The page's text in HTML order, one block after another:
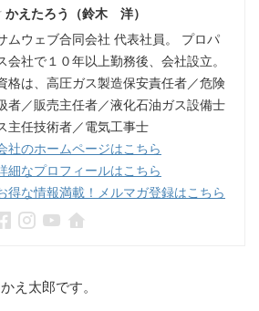
かえたろう（鈴木 洋）
ムウェブ合同会社 代表社員。 プロパ
会社で１０年以上勤務後、会社設立。
格は、高圧ガス製造保安責任者／危険
者／販売主任者／液化石油ガス設備士
主任技術者／電気工事士
社のホームページはこちら
細なプロフィールはこちら
得な情報満載！メルマガ登録はこちら
え太郎です。